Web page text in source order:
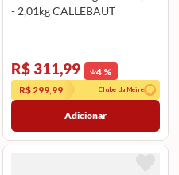
- 2,01kg CALLEBAUT
R$ 311,99 4 %
R$ 299,99
Clube da Meire
Adicionar